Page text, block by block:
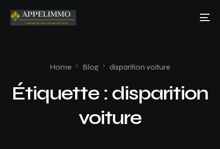
Home Blog disparition voiture
Étiquette : disparition
voiture